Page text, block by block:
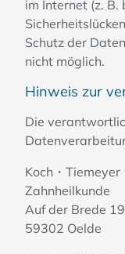
im Internet (z. B.
Schutz der
nicht möglich.
Hinweis zur
Die
Koch・Tiemeyer
Zahnheilkunde
Auf der Brede 19
59302 Oelde